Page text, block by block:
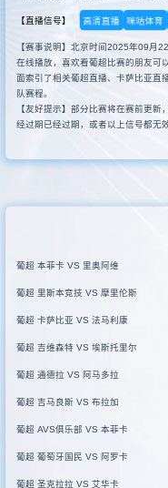
【直播信号】 高清直播 咪咕体育
【赛事说明】北京时间2025年09月
在线播放，喜欢看葡超比赛的朋友可
面索引了相关葡超直播、卡萨比亚直
队赛程。
【友好提示】部分比赛将在赛前更
经过期已经过期，或者以上信号都无
葡超 本菲卡 VS 里奥阿维
葡超 里斯本竞技 VS 摩里伦斯
葡超 卡萨比亚 VS 法马利康
葡超 吉维森特 VS 埃斯托里尔
葡超 通德拉 VS 阿马多拉
葡超 吉马良斯 VS 布拉加
葡超 AVS俱乐部 VS 本菲卡
葡超 葡萄牙国民 VS 阿罗卡
葡超 圣克拉拉 VS 艾华卡